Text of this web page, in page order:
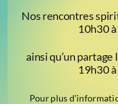
Nos rencontres
10h30
ainsi qu’un
19h30
Pour plus